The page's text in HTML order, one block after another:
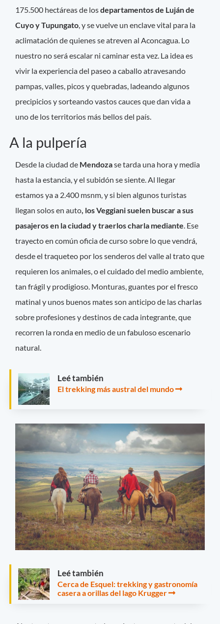
175.500 hectáreas de losdepartamentos de Luján de
Cuyo y Tupungato, y se vuelve un enclave vital para la
aclimatación de quienes se atreven al Aconcagua. Lo
nuestro no será escalar ni caminar esta vez. La idea es
vivir la experiencia del paseo a caballo atravesando
pampas, valles, picos y quebradas, ladeando algunos
precipicios y sorteando vastos cauces que dan vida a
uno de los territorios más bellos del país.
A la pulpería
Desde la ciudad de Mendozase tarda una hora y media
hasta la estancia, y el subidón se siente. Al llegar
estamos ya a 2.400 msnm, y si bien algunos turistas
llegan solos en auto, los Veggiani suelen buscar a sus
pasajeros en la ciudad y traerlos charla mediante. Ese
trayecto en común oficia de curso sobre lo que vendrá,
desde el traqueteo por los senderos del valle al trato que
requieren los animales, o el cuidado del medio ambiente,
tan frágil y prodigioso. Monturas, guantes por el fresco
matinal y unos buenos mates son anticipo de las charlas
sobre profesiones y destinos de cada integrante, que
recorren la ronda en medio de un fabuloso escenario
natural.
Leé también
El trekking más austral del mundo
Leé también
Cerca de Esquel: trekking y gastronomía
casera a orillas del lago Krugger